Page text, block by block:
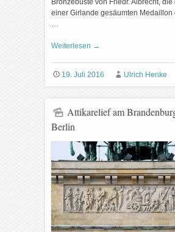
Bronzebüste von Friedr. Albrecht,
einer Girlande gesäumten Medaillon
…
Weiterlesen →
19. Juli 2016 Ulrich Henke
Attikarelief am
Berlin